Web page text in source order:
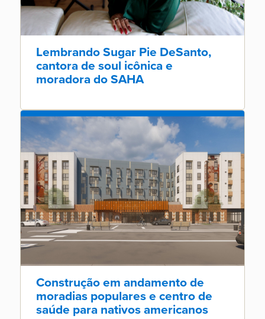
Lembrando Sugar Pie DeSanto,
cantora de soul icônica e
moradora do SAHA
Construção em andamento de
moradias populares e centro de
saúde para nativos americanos